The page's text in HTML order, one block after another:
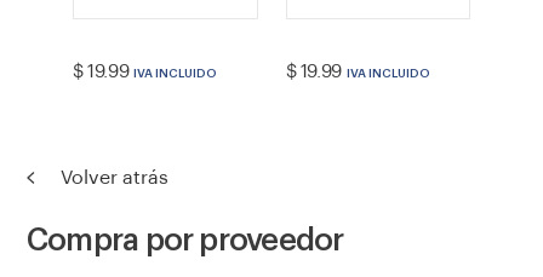
Volver atrás
Precio
$ 19.99 IVA INCLUIDO
Precio
$ 19.99 IVA INCLUIDO
Compra por proveedor